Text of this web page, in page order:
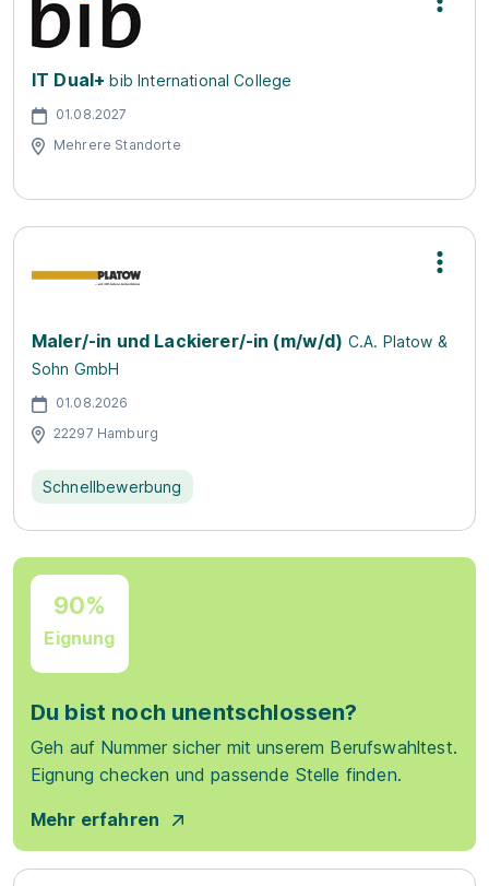
IT Dual+ bib International College
01.08.2027
Mehrere Standorte
Maler/-in und Lackierer/-in (m/w/d) C.A. Platow &
Sohn GmbH
01.08.2026
22297 Hamburg
Schnellbewerbung
90%
Eignung
Du bist noch unentschlossen?
Geh auf Nummer sicher mit unserem Berufswahltest.
Eignung checken und passende Stelle finden.
Mehr erfahren